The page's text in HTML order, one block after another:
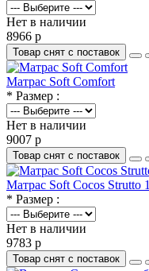
Нет в наличии
8966 р
Товар снят с поставок
Матрас Soft Comfort
* Размер :
Нет в наличии
9007 р
Товар снят с поставок
Матрас Soft Cocos Strutto 1
* Размер :
Нет в наличии
9783 р
Товар снят с поставок